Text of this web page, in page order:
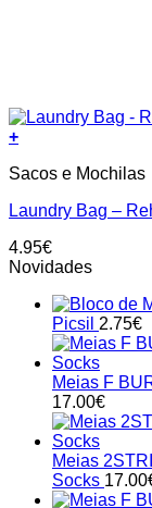
+
Sacos e Mochilas
Laundry Bag –
4.95€
Novidades
Picsil 2.75€
Meias F
17.00€
Meias
Socks 17.00